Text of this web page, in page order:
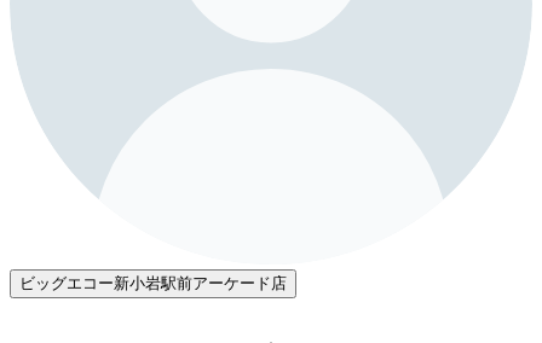
ビッグエコー新小岩駅前アーケード店